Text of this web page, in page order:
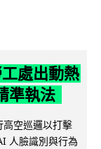
處出動熱
準執法
空巡邏以打擊
人臉識別與行為